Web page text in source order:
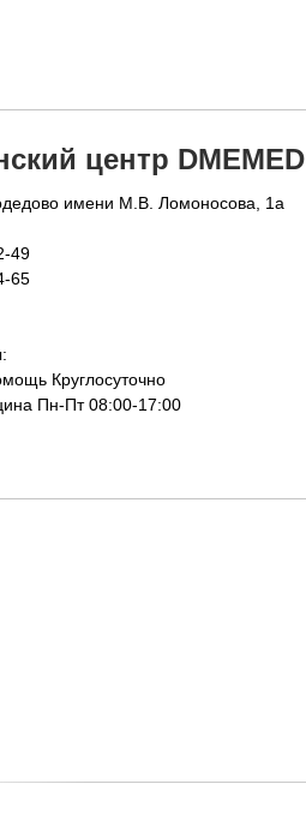
центр DMEMED
имени М.В. Ломоносова, 1а
49
65
Круглосуточно
Пн-Пт 08:00-17:00